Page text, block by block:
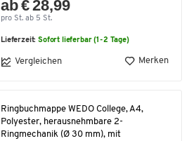
ab € 28,99
pro St. ab 5 St.
Lieferzeit:Sofort lieferbar (1-2 Tage)
Vergleichen Merken
Ringbuchmappe WEDO College, A4,
Polyester, herausnehmbare 2-
Ringmechanik (Ø 30 mm), mit